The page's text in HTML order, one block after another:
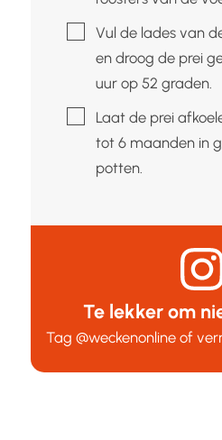
▢Vul de lades van
en droog de prei
uur op 52 graden.
▢Laat de prei
tot 6 maanden in
potten.
Te lekker om
Tag@weckenonline of